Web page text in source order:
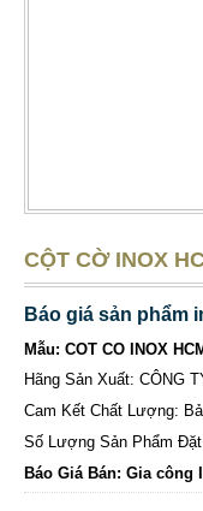
CỘT CỜ INOX
Báo giá sản phẩm
Mẫu: COT CO INOX
Hãng Sản Xuất: CÔNG
Cam Kết Chất Lượng:
Số Lượng Sản Phẩm
Báo Giá Bán: Gia công